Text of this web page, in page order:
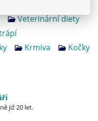
Veterinární diety
Krmiva Kočky
již 20 let.